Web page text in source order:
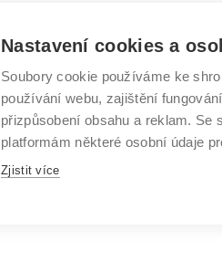
Vysoké
učení
technické
v
Nastavení cookies a
Soubory cookie používáme ke
používání webu, zajištění
přizpůsobení obsahu a reklam. Se
platformám některé osobní údaje
Zjistit více